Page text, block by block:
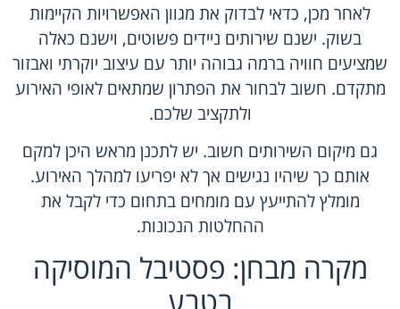
לאחר מכן, כדאי לבדוק את מגוון האפשרויות הקיימות
בשוק. ישנם שירותים ניידים פשוטים, וישנם כאלה
שמציעים חוויה ברמה גבוהה יותר עם עיצוב יוקרתי ואבזור
מתקדם. חשוב לבחור את הפתרון שמתאים לאופי האירוע
ולתקציב שלכם.
גם מיקום השירותים חשוב. יש לתכנן מראש היכן למקם
אותם כך שיהיו נגישים אך לא יפריעו למהלך האירוע.
מומלץ להתייעץ עם מומחים בתחום כדי לקבל את
ההחלטות הנכונות.
מקרה מבחן: פסטיבל המוסיקה